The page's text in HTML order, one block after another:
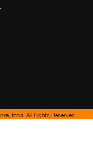
India. All Rights Reserved.